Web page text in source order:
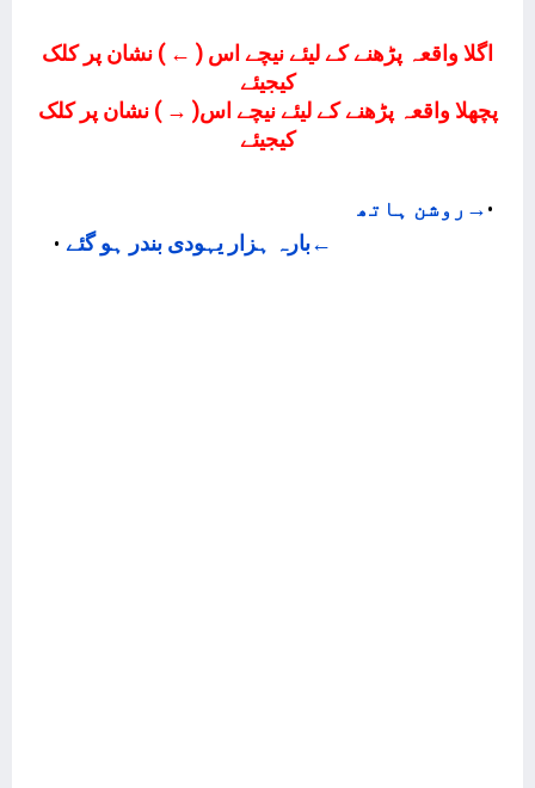
اگلا واقعہ پڑھنے کے لیئے نیچے اس ( ← ) نشان پر کلک
کیجیئے
پچھلا واقعہ پڑھنے کے لیئے نیچے اس( → ) نشان پر کلک
کیجیئے
→ روشن ہاتھ
بارہ ہزار یہودی بندر ہو گئے←